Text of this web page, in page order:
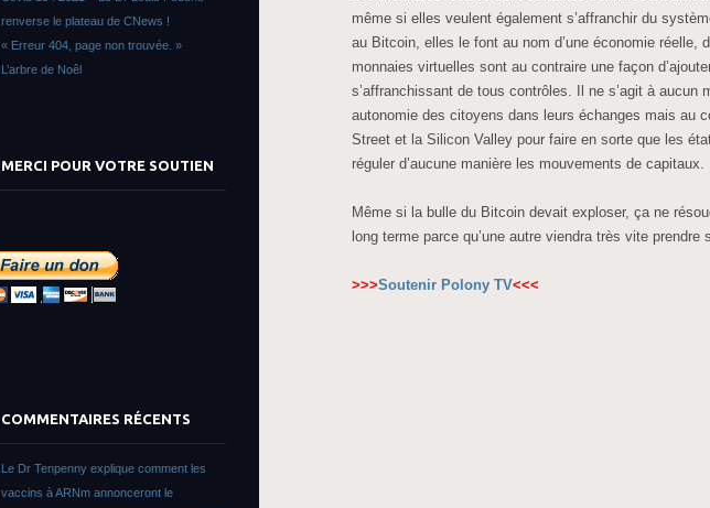
même si elles veulent également s’affranchir du
au Bitcoin, elles le font au nom d’une économie réelle,
monnaies virtuelles sont au contraire une façon
s’affranchissant de tous contrôles. Il ne s’agit à aucun
autonomie des citoyens dans leurs échanges mais au
Street et la Silicon Valley pour faire en sorte que les
réguler d’aucune manière les mouvements de capitaux.
Même si la bulle du Bitcoin devait exploser, ça ne
long terme parce qu’une autre viendra très vite prendre
>>>Soutenir Polony TV<<<
renverse le plateau de CNews !
« Erreur 404, page non trouvée. »
L’arbre de Noêl
MERCI POUR VOTRE SOUTIEN
COMMENTAIRES RÉCENTS
Le Dr Tenpenny explique comment les
vaccins à ARNm annonceront le